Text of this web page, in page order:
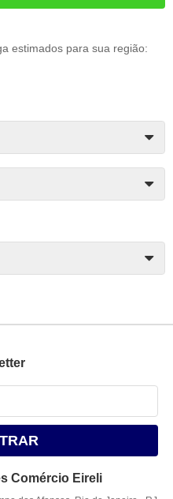
estimados para sua região:
Comércio Eireli